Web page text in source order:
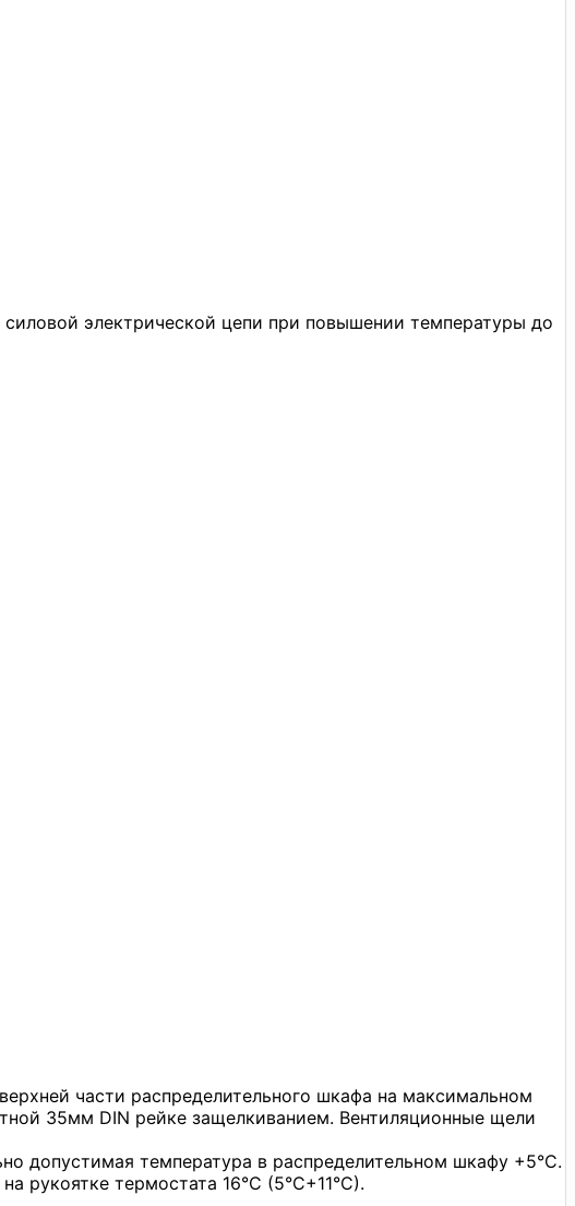
электрической цепи при повышении температуры до
части распределительного шкафа на максимальном
35мм DIN рейке защелкиванием. Вентиляционные щели
допустимая температура в распределительном шкафу +5°C.
рукоятке термостата 16°C (5°C+11°C).